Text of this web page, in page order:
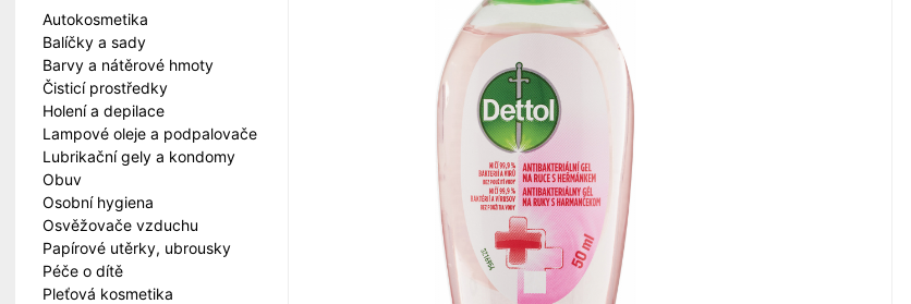
Autokosmetika
Balíčky a sady
Barvy a nátěrové hmoty
Čisticí prostředky
Holení a depilace
Lampové oleje a podpalovače
Lubrikační gely a kondomy
Obuv
Osobní hygiena
Osvěžovače vzduchu
Papírové utěrky, ubrousky
Péče o dítě
Pleťová kosmetika